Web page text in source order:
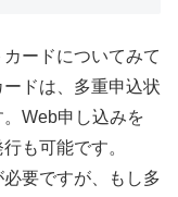
ードについてみて
ドは、多重申込状
Web申し込みを
も可能です。
要ですが、もし多